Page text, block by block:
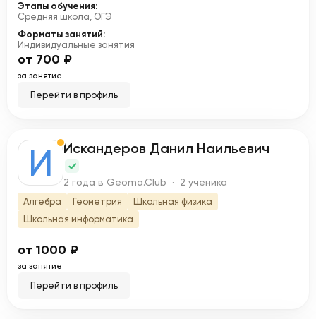
Этапы обучения:
Средняя школа, ОГЭ
Форматы занятий:
Индивидуальные занятия
от 700 ₽
за занятие
Перейти в профиль
И Искандеров Данил Наильевич
2 года в Geoma.Club · 2 ученика
Алгебра Геометрия
Школьная физика
Школьная информатика
от 1000 ₽
за занятие
Перейти в профиль